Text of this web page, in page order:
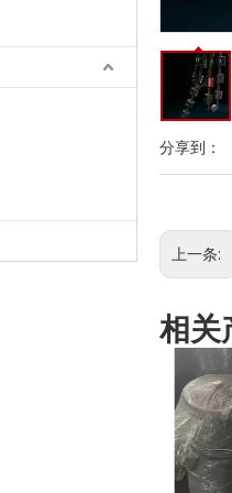
分享到：
上一条:
相关